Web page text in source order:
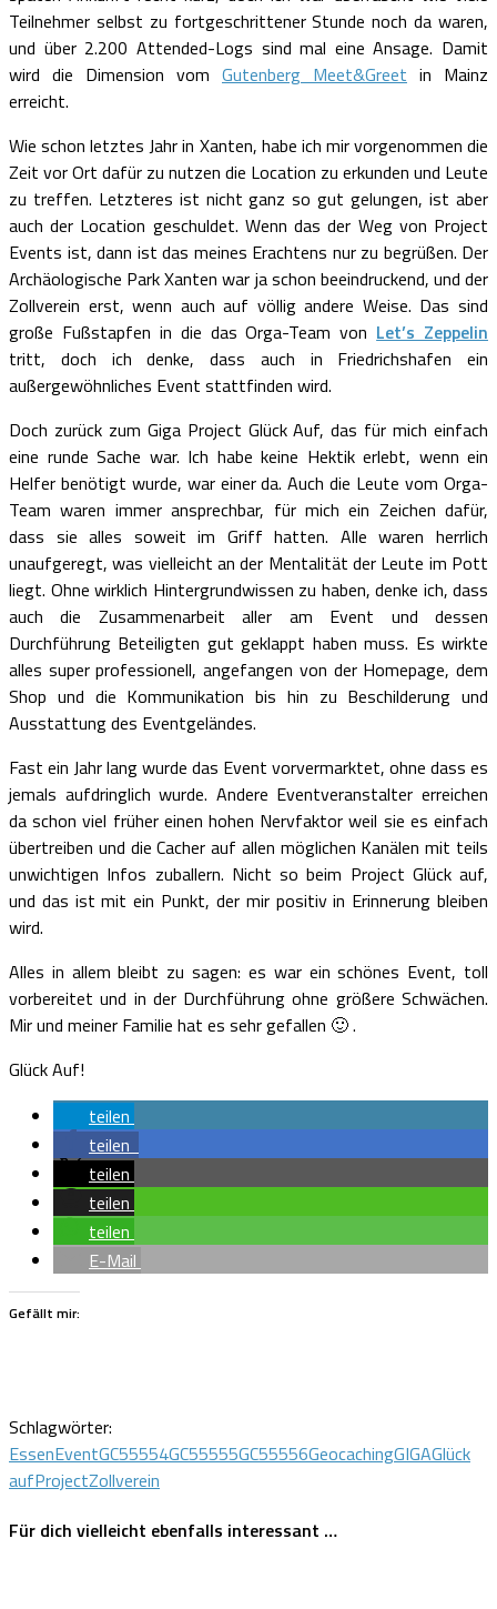
Teilnehmer selbst zu fortgeschrittener Stunde noch da waren,
und über 2.200 Attended-Logs sind mal eine Ansage. Damit
wird die Dimension vom Gutenberg Meet&Greet in Mainz
erreicht.
Wie schon letztes Jahr in Xanten, habe ich mir vorgenommen die
Zeit vor Ort dafür zu nutzen die Location zu erkunden und Leute
zu treffen. Letzteres ist nicht ganz so gut gelungen, ist aber
auch der Location geschuldet. Wenn das der Weg von Project
Events ist, dann ist das meines Erachtens nur zu begrüßen. Der
Archäologische Park Xanten war ja schon beeindruckend, und der
Zollverein erst, wenn auch auf völlig andere Weise. Das sind
große Fußstapfen in die das Orga-Team von Let’s Zeppelin
tritt, doch ich denke, dass auch in Friedrichshafen ein
außergewöhnliches Event stattfinden wird.
Doch zurück zum Giga Project Glück Auf, das für mich einfach
eine runde Sache war. Ich habe keine Hektik erlebt, wenn ein
Helfer benötigt wurde, war einer da. Auch die Leute vom Orga-
Team waren immer ansprechbar, für mich ein Zeichen dafür,
dass sie alles soweit im Griff hatten. Alle waren herrlich
unaufgeregt, was vielleicht an der Mentalität der Leute im Pott
liegt. Ohne wirklich Hintergrundwissen zu haben, denke ich, dass
auch die Zusammenarbeit aller am Event und dessen
Durchführung Beteiligten gut geklappt haben muss. Es wirkte
alles super professionell, angefangen von der Homepage, dem
Shop und die Kommunikation bis hin zu Beschilderung und
Ausstattung des Eventgeländes.
Fast ein Jahr lang wurde das Event vorvermarktet, ohne dass es
jemals aufdringlich wurde. Andere Eventveranstalter erreichen
da schon viel früher einen hohen Nervfaktor weil sie es einfach
übertreiben und die Cacher auf allen möglichen Kanälen mit teils
unwichtigen Infos zuballern. Nicht so beim Project Glück auf,
und das ist mit ein Punkt, der mir positiv in Erinnerung bleiben
wird.
Alles in allem bleibt zu sagen: es war ein schönes Event, toll
vorbereitet und in der Durchführung ohne größere Schwächen.
Mir und meiner Familie hat es sehr gefallen 🙂 .
Glück Auf!
teilen
teilen
teilen
teilen
teilen
E-Mail
Gefällt mir:
Schlagwörter:
EssenEventGC55554GC55555GC55556GeocachingGIGAGlück
aufProjectZollverein
Für dich vielleicht ebenfalls interessant …